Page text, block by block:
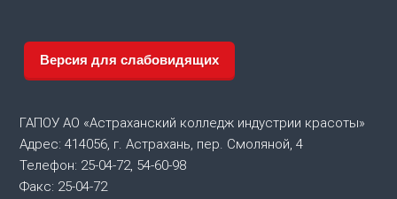
а
и
я
Версия для слабовидящих
ГАПОУ АО «Астраханский колледж индустрии красоты»
Адрес: 414056, г. Астрахань, пер. Смоляной, 4
Телефон: 25-04-72, 54-60-98
Факс: 25-04-72